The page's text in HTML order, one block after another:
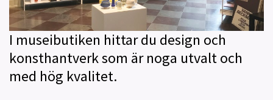
I museibutiken hittar du design och
konsthantverk som är noga utvalt och
med hög kvalitet.